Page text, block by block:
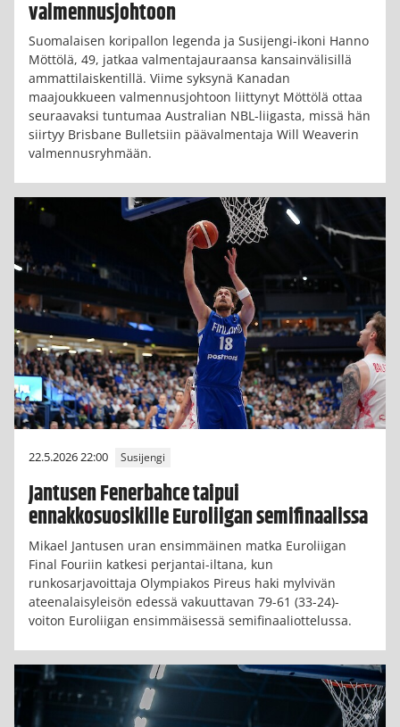
valmennusjohtoon
Suomalaisen koripallon legenda ja Susijengi-ikoni Hanno
Möttölä, 49, jatkaa valmentajauraansa kansainvälisillä
ammattilaiskentillä. Viime syksynä Kanadan
maajoukkueen valmennusjohtoon liittynyt Möttölä ottaa
seuraavaksi tuntumaa Australian NBL-liigasta, missä hän
siirtyy Brisbane Bulletsiin päävalmentaja Will Weaverin
valmennusryhmään.
22.5.2026 22:00 Susijengi
Jantusen Fenerbahce taipui
ennakkosuosikille Euroliigan semifinaalissa
Mikael Jantusen uran ensimmäinen matka Euroliigan
Final Fouriin katkesi perjantai-iltana, kun
runkosarjavoittaja Olympiakos Pireus haki mylvivän
ateenalaisyleisön edessä vakuuttavan 79-61 (33-24)-
voiton Euroliigan ensimmäisessä semifinaaliottelussa.